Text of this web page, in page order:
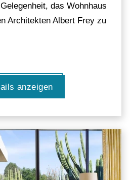
das Wohnhaus
Architekten Albert Frey zu
anzeigen